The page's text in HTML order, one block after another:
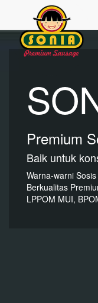
Premium
Baik untuk
Warna-warni
Berkualitas
LPPOM MUI,